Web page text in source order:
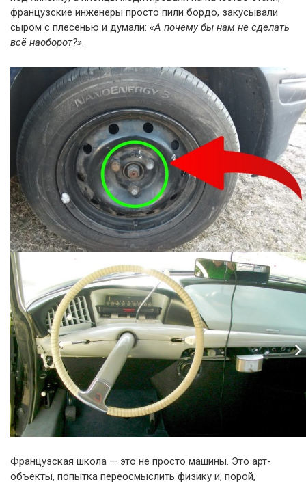
французские инженеры просто пили бордо, закусывали
сыром с плесенью и думали: «А почему бы нам не сделать
всё наоборот?».
Французская школа — это не просто машины. Это арт-
объекты, попытка переосмыслить физику и, порой,